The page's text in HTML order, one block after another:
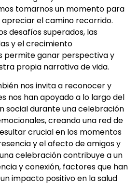
tomarnos un momento para
el camino recorrido.
desafíos superados, las
y el crecimiento
permite ganar perspectiva y
propia narrativa de vida.
nos invita a reconocer y
nos han apoyado a lo largo del
social durante una celebración
creando una red de
crucial en los momentos
y el afecto de amigos y
celebración contribuye a un
y conexión, factores que han
impacto positivo en la salud